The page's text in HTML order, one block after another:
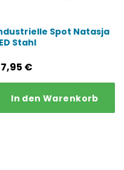
Spot Natasja
Stahl
€
In den Warenkorb